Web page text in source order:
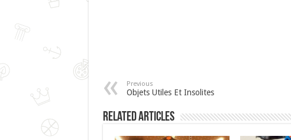
Previous
Objets Utiles Et Insolites
Related Articles